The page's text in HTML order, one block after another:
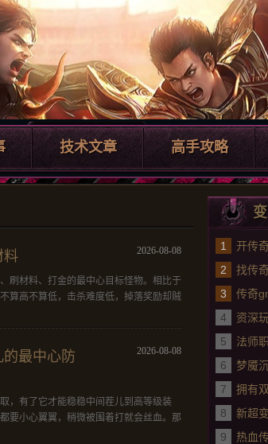
技术文章 高手攻略
料
刷材料、打金的最中心目标怪物。相比于
算高不算低，击杀难度低，掉落奖励却贼
2026-08-08
最中心防
，有了它才能稳稳中间茬儿到高等级装
要小心翼翼，稍微被围着打就会丝血。那
2026-08-08
1
开传
个号
2
找传
队赛
3
传奇
界传
4
资深
奇万
5
法师
技能
6
梦魇
的时
7
拥有
挥的
8
新超
过程
9
热血